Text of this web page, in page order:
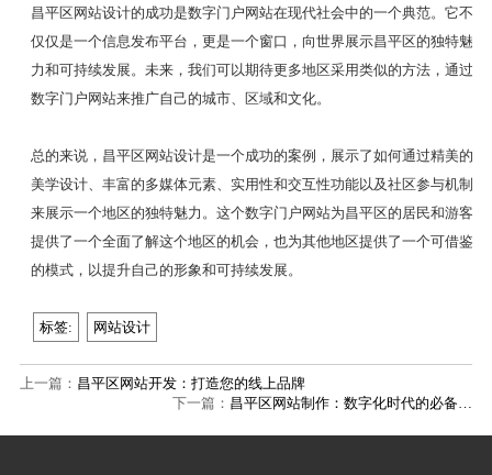
昌平区网站设计的成功是数字门户网站在现代社会中的一个典范。它不
仅仅是一个信息发布平台，更是一个窗口，向世界展示昌平区的独特魅
力和可持续发展。未来，我们可以期待更多地区采用类似的方法，通过
数字门户网站来推广自己的城市、区域和文化。
总的来说，昌平区网站设计是一个成功的案例，展示了如何通过精美的
美学设计、丰富的多媒体元素、实用性和交互性功能以及社区参与机制
来展示一个地区的独特魅力。这个数字门户网站为昌平区的居民和游客
提供了一个全面了解这个地区的机会，也为其他地区提供了一个可借鉴
的模式，以提升自己的形象和可持续发展。
标签: 网站设计
上一篇： 昌平区网站开发：打造您的线上品牌
下一篇： 昌平区网站制作：数字化时代的必备…